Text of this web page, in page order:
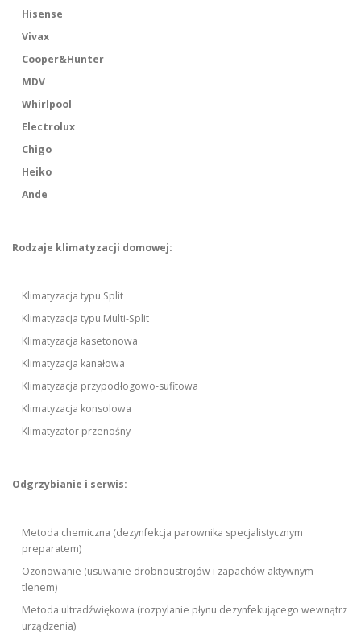
Hisense
Vivax
Cooper&Hunter
MDV
Whirlpool
Electrolux
Chigo
Heiko
Ande
Rodzaje klimatyzacji domowej:
Klimatyzacja typu Split
Klimatyzacja typu Multi-Split
Klimatyzacja kasetonowa
Klimatyzacja kanałowa
Klimatyzacja przypodłogowo-sufitowa
Klimatyzacja konsolowa
Klimatyzator przenośny
Odgrzybianie i serwis:
Metoda chemiczna (dezynfekcja parownika specjalistycznym
preparatem)
Ozonowanie (usuwanie drobnoustrojów i zapachów aktywnym
tlenem)
Metoda ultradźwiękowa (rozpylanie płynu dezynfekującego wewnątrz
urządzenia)